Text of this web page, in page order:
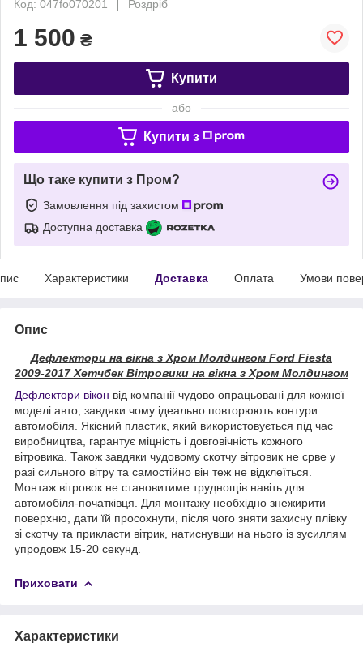
Код: 047fo070201
Роздріб
1 500 ₴
Купити
або
Купити з
Що таке купити з Пром?
Замовлення під захистом
Доступна доставка
Характеристики Доставка Оплата Умови
Опис
Дефлектори на вікна з Хром Молдингом Ford Fiesta
2009-2017 Хетчбек Вітровики на вікна з Хром Молдингом
Дефлектори вікон від компанії чудово опрацьовані для кожної
моделі авто, завдяки чому ідеально повторюють контури
автомобіля. Якісний пластик, який використовується під час
виробництва, гарантує міцність і довговічність кожного
вітровика. Також завдяки чудовому скотчу вітровик не срве у
разі сильного вітру та самостійно він теж не відклеїться.
Монтаж вітровок не становитиме труднощів навіть для
автомобіля-початківця. Для монтажу необхідно знежирити
поверхню, дати їй просохнути, після чого зняти захисну плівку
зі скотчу та прикласти вітрик, натиснувши на нього із зусиллям
упродовж 15-20 секунд.
Приховати
Характеристики